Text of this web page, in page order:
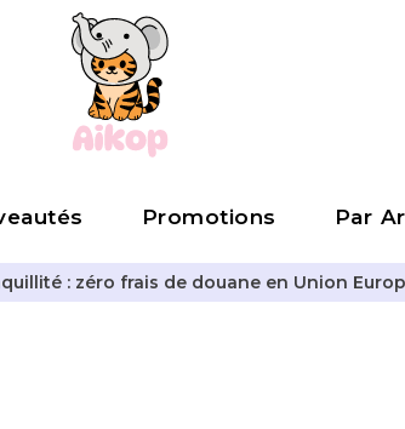
Promotions Par
: zéro frais de douane en Union